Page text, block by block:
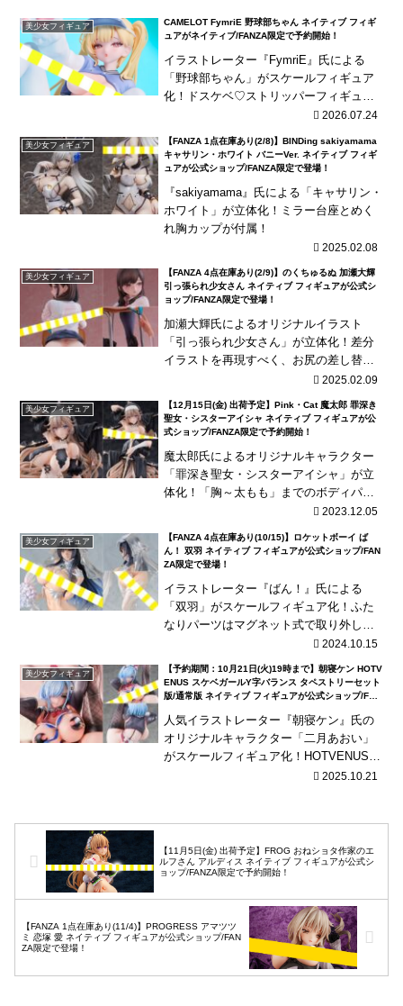
美少女フィギュア
CAMELOT FymriE 野球部ちゃん ネイティブ フィギ
ュアがネイティブ/FANZA限定で予約開始！
イラストレーター『FymriE』氏による
「野球部ちゃん」がスケールフィギュア
化！ドスケベ♡ストリッパーフィギュア
2026.07.24
美少女フィギュア
【FANZA 1点在庫あり(2/8)】BINDing sakiyamama
キャサリン・ホワイト バニーVer. ネイティブ フィギ
ュアが公式ショップ/FANZA限定で登場！
『sakiyamama』氏による「キャサリン・
ホワイト」が立体化！ミラー台座とめく
れ胸カップが付属！
2025.02.08
美少女フィギュア
【FANZA 4点在庫あり(2/9)】のくちゅるぬ 加瀬大輝
引っ張られ少女さん ネイティブ フィギュアが公式シ
ョップ/FANZA限定で登場！
加瀬大輝氏によるオリジナルイラスト
「引っ張られ少女さん」が立体化！差分
イラストを再現すべく、お尻の差し替え
2025.02.09
美少女フィギュア
【12月15日(金) 出荷予定】Pink・Cat 魔太郎 罪深き
聖女・シスターアイシャ ネイティブ フィギュアが公
式ショップ/FANZA限定で予約開始！
魔太郎氏によるオリジナルキャラクター
「罪深き聖女・シスターアイシャ」が立
体化！「胸～太もも」までのボディパー
2023.12.05
美少女フィギュア
【FANZA 4点在庫あり(10/15)】ロケットボーイ ば
ん！ 双羽 ネイティブ フィギュアが公式ショップ/FAN
ZA限定で登場！
イラストレーター『ばん！』氏による
「双羽」がスケールフィギュア化！ふた
なりパーツはマグネット式で取り外し可
2024.10.15
美少女フィギュア
【予約期間：10月21日(火)19時まで】朝寝ケン HOTV
ENUS スケベガールY字バランス タペストリーセット
版/通常版 ネイティブ フィギュアが公式ショップ/FAN
人気イラストレーター『朝寝ケン』氏の
オリジナルキャラクター「二月あおい」
がスケールフィギュア化！HOTVENUS史
上最多の差分パーツが付属する豪華仕
2025.10.21
【11月5日(金) 出荷予定】FROG おねショタ作家のエ
ルフさん アルディス ネイティブ フィギュアが公式シ
ョップ/FANZA限定で予約開始！
【FANZA 1点在庫あり(11/4)】PROGRESS アマツツ
ミ 恋塚 愛 ネイティブ フィギュアが公式ショップ/FAN
ZA限定で登場！